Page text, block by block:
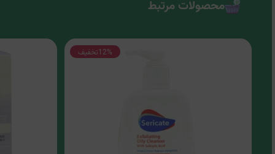
محصولات مرتبط
12%تخفیف